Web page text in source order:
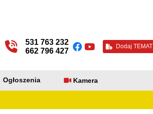
531 763 232
662 796 427
Dodaj TEMAT
Ogłoszenia Kamera